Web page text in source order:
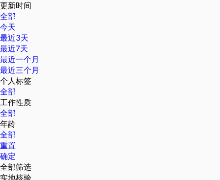
更新时间
全部
今天
最近3天
最近7天
最近一个月
最近三个月
个人标签
全部
工作性质
全部
年龄
全部
重置
确定
全部筛选
实地核验